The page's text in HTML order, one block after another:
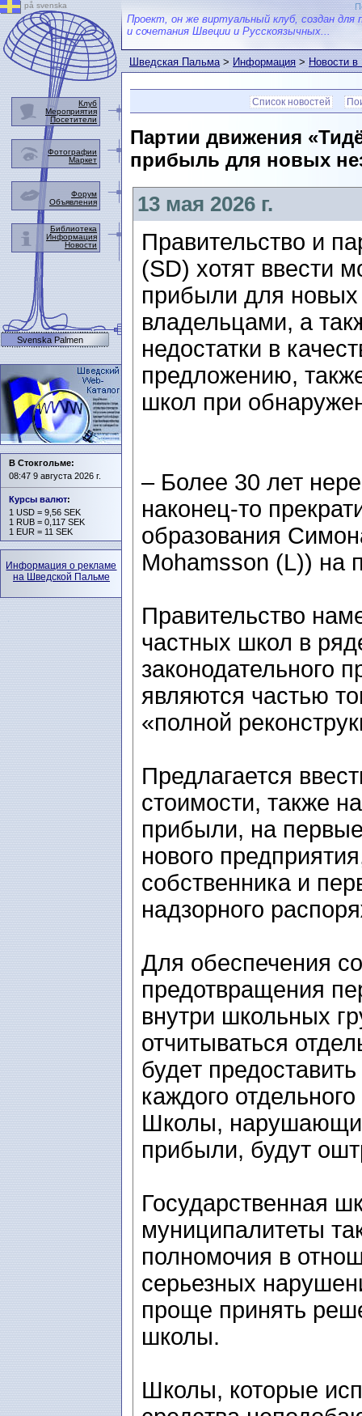
Проект, он же виртуальный клуб, создан для
и сочетания Швеции и Русскоязычных...
Шведская Пальма>Информация>Новости
Список новостей
Партии движения
прибыль для новых
13 мая 2026 г.
Правительство и
(SD) хотят ввести
прибыли для
владельцами, а
недостатки в
предложению,
школ при
– Более 30 лет
наконец-то
образования
Mohamsson (L)) на
Правительство
частных школ в
законодательного
являются частью
«полной
Предлагается
стоимости, также
прибыли, на
нового
собственника и
надзорного
Для обеспечения
предотвращения
внутри школьных
отчитываться
будет
каждого
Школы,
прибыли, будут
Государственная
муниципалитеты
полномочия в
серьезных
проще принять
школы.
Школы, которые
på svenska
Клуб
Мероприятия
Посетители
Фотографии
Маркет
Форум
Объявления
Библиотека
Информация
Новости
Svenska Palmen
В Стокгольме:
08:47 9 августа 2026 г.
Курсы валют:
1 USD = 9,56 SEK
1 RUB = 0,117 SEK
1 EUR = 11 SEK
Информация о рекламе
на Шведской Пальме